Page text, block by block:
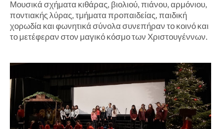
Μουσικά σχήματα κιθάρας, βιολιού, πιάνου, αρμόνιου,
ποντιακής λύρας, τμήματα προπαιδείας, παιδική
χορωδία και φωνητικά σύνολα συνεπήραν το κοινό και
το μετέφεραν στον μαγικό κόσμο των Χριστουγέννων.